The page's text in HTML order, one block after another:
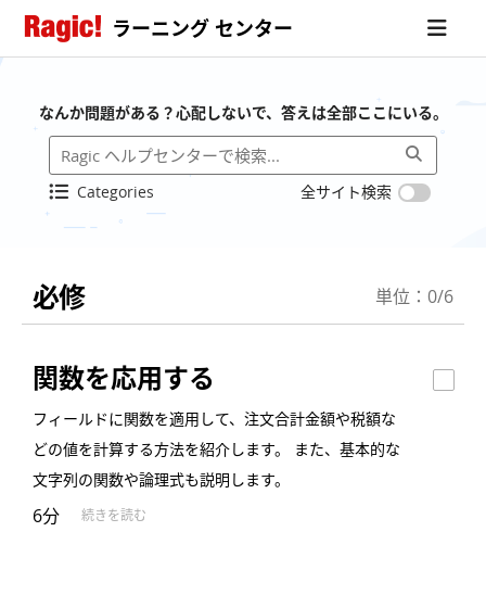
ラーニング センター
なんか問題がある？心配しないで、答えは全部ここにいる。
Categories 全サイト検索
必修 単位：0/6
関数を応用する
フィールドに関数を適用して、注文合計金額や税額な
どの値を計算する方法を紹介します。 また、基本的な
文字列の関数や論理式も説明します。
6分 続きを読む